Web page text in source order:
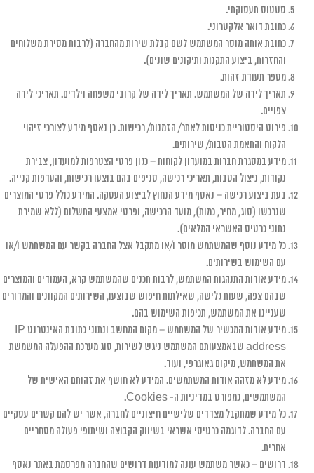
סטטוס תעסוקתי.
כתובת דואר אלקטרוני.
כתובת אותה מוסר המשתמש לשם קבלת שירות מהחברה (לרבות מסירת משלוחים
והחזרות, ביצוע התקנות ותיקונים שונים).
מספר תעודת זהות.
תאריך לידה של המשתמש. תאריך לידה של קרובי משפחה וילדים. תאריכי לידה
צפויים.
פירוט היסטוריית כניסות לאתר/ הזמנות/ רכישות. כן נאסף מידע לצורכי זיהוי
הלקוח והתאמת הטבות/ שירותים.
מידע במסגרת חברות במועדון לקוחות – כגון פרטי הצטרפות למועדון, צבירת
נקודות, ניצול הטבות, תאריכי רכישה, סניפים בהם בוצעו רכישות, והעדפות קנייה.
בעת ביצוע רכישה – נאסף מידע הנחוץ לביצוע העסקה. המידע כולל פרטי המוצרים
שנרכשו (סוג, מחיר, כמות), מועד הרכישה, ופרטי אמצעי התשלום (ללא שמירת
נתוני כרטיס האשראי המלאים).
כל מידע נוסף שהמשתמש מוסר ו/או מתקבל אצל החברה בקשר עם המשתמש ו/או
עם השימוש בשירותים.
מידע אודות התנהגות המשתמש, לרבות תכנים שהמשתמש קרא, העמודים והמוצרים
שבהם צפה, שעות גלישה, שאילתות חיפוש שבוצעו, השירותים המקוונים והמדורים
שעניינו את המשתמש, תכיפות השימוש בהם.
מידע אודות המכשיר של המשתמש – מקום המחשב ונתוני כתובת האינטרנט IP
address שבאמצעותם המשתמש ניגש לשירות, סוג מערכת ההפעלה המשמשת
את המשתמש, מיקום גאוגרפי, ועוד.
מידע לא מזהה אודות המשתמשים. המידע לא חושף את זהותם האישית של
המשתמשים, כמפורט במדיניות ה- Cookies.
כל מידע שמתקבל מצדדים שלישיים חיצוניים לחברה, אשר יש להם קשרים עסקיים
עם החברה. לדוגמה כרטיסי אשראי בשיווק הקבוצה ושיתופי פעולה מסחריים
אחרים.
דרושים – כאשר משתמש עונה למודעות דרושים שהחברה מפרסמת באתר נאסף